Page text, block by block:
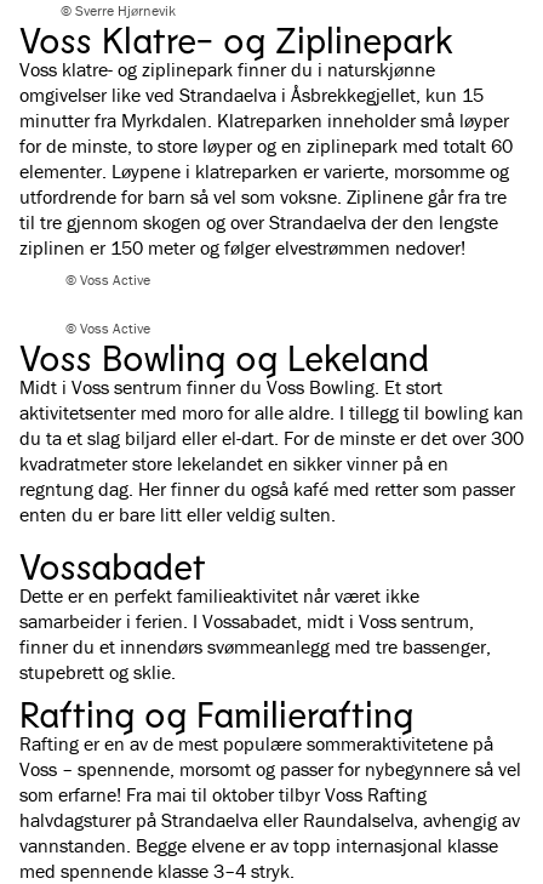
© Sverre Hjørnevik
Voss Klatre- og Ziplinepark
Voss klatre- og ziplinepark finner du i naturskjønne
omgivelser like ved Strandaelva i Åsbrekkegjellet, kun 15
minutter fra Myrkdalen. Klatreparken inneholder små løyper
for de minste, to store løyper og en ziplinepark med totalt 60
elementer. Løypene i klatreparken er varierte, morsomme og
utfordrende for barn så vel som voksne. Ziplinene går fra tre
til tre gjennom skogen og over Strandaelva der den lengste
ziplinen er 150 meter og følger elvestrømmen nedover!
© Voss Active
© Voss Active
Voss Bowling og Lekeland
Midt i Voss sentrum finner du Voss Bowling. Et stort
aktivitetsenter med moro for alle aldre. I tillegg til bowling kan
du ta et slag biljard eller el-dart. For de minste er det over 300
kvadratmeter store lekelandet en sikker vinner på en
regntung dag. Her finner du også kafé med retter som passer
enten du er bare litt eller veldig sulten.
Vossabadet
Dette er en perfekt familieaktivitet når været ikke
samarbeider i ferien. I Vossabadet, midt i Voss sentrum,
finner du et innendørs svømmeanlegg med tre bassenger,
stupebrett og sklie.
Rafting og Familierafting
Rafting er en av de mest populære sommeraktivitetene på
Voss – spennende, morsomt og passer for nybegynnere så vel
som erfarne! Fra mai til oktober tilbyr Voss Rafting
halvdagsturer på Strandaelva eller Raundalselva, avhengig av
vannstanden. Begge elvene er av topp internasjonal klasse
med spennende klasse 3–4 stryk.